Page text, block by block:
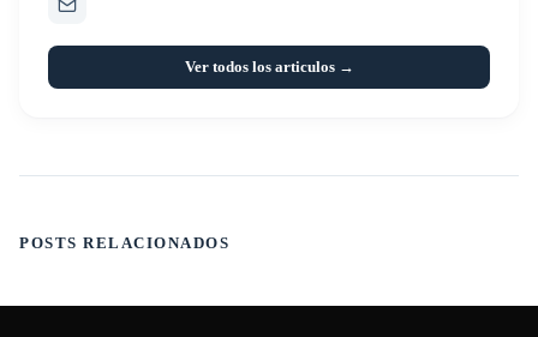
Ver todos los articulos →
POSTS RELACIONADOS